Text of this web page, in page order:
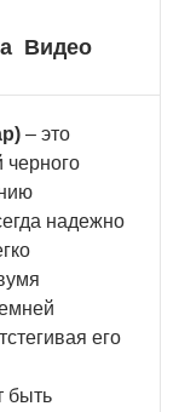
Видео
– это
черного
надежно
его
быть